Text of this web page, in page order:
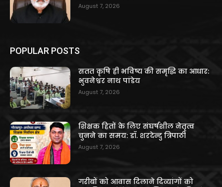
August 7, 2026
POPULAR POSTS
सतत कृषि ही भविष्य की समृद्धि का आधार:
भुवनेश्वर नाथ पांडेय
August 7, 2026
शिक्षक हितों के लिए संघर्षशील नेतृत्व
चुनने का समय: डॉ. शरदेन्दु त्रिपाठी
August 7, 2026
गरीबों को आवास दिलाने दिव्यांगों को